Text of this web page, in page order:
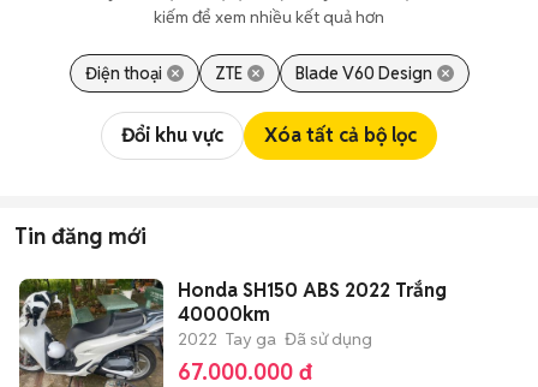
kiếm để xem nhiều kết quả hơn
Điện thoại ZTE Blade V60 Design
Đổi khu vực Xóa tất cả bộ lọc
Tin đăng mới
Honda SH150 ABS 2022 Trắng
40000km
2022 Tay ga Đã sử dụng
67.000.000 đ